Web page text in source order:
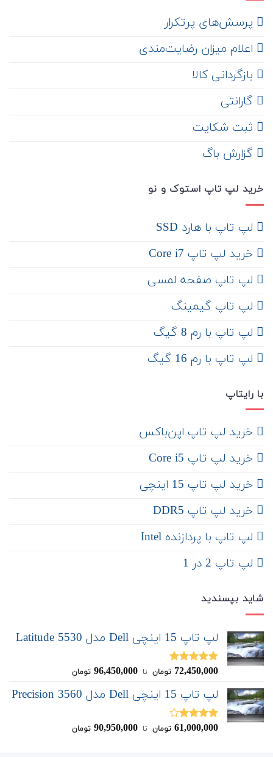
‌ پرسش‌های پرتکرار
اعلام میزان رضایت‌مندی
‌ بازگردانی کالا
گارانتی
ثبت شکایت
‌ گزارش باگ
خرید لپ تاپ استوک و نو
لپ تاپ با هارد SSD
خرید لپ تاپ Core i7
لپ تاپ صفحه لمسی
لپ تاپ گیمینگ
لپ تاپ با رم 8 گیگ
لپ تاپ با رم 16 گیگ
با رایتاپ
‌ خرید لپ تاپ اپن‌باکس
خرید لپ تاپ Core i5
‌‌ خرید لپ تاپ 15 اینچی
خرید لپ تاپ DDR5
لپ تاپ با پردازنده Intel
لپ تاپ 2 در 1
شاید بپسندید
لپ تاپ 15 اینچی Dell مدل Latitude 5530
نمره5.00
72,450,000 تومان ‌ تا ‌ 96,450,000 تومان
لپ تاپ 15 اینچی Dell مدل Precision 3560
نمره
61,000,000 تومان ‌ تا ‌ 90,950,000 تومان